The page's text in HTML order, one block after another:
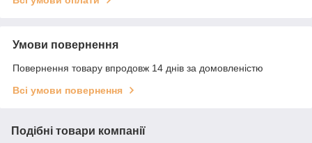
Умови повернення
Повернення товару впродовж 14 днів за домовленістю
Всі умови повернення
Подібні товари компанії